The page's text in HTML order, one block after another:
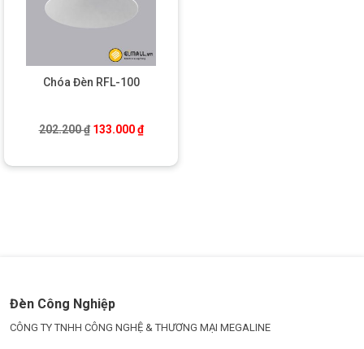
Chóa Đèn RFL-100
202.200₫ Giá gốc là: 202.200 ₫.
133.000₫Giá hiện tại là: 133.000 ₫.
Đèn Công Nghiệp
CÔNG TY TNHH CÔNG NGHỆ & THƯƠNG MẠI MEGALINE